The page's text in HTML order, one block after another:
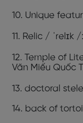
10. Unique
11. Relic / ˈrelɪk
12. Temple of
Văn Miếu Quốc
13. doctoral
14. back of